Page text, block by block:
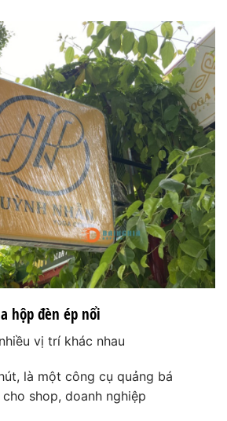
hộp đèn ép nổi
vị trí khác nhau
là một công cụ quảng bá
shop, doanh nghiệp